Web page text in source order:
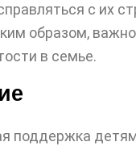
с их
образом,
в семье.
поддержка